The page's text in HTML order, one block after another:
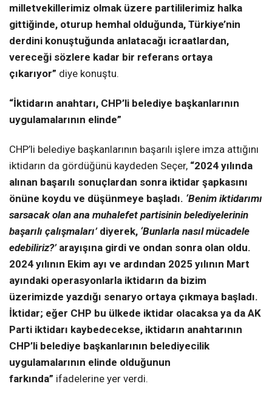
milletvekillerimiz olmak üzere partililerimiz halka
gittiğinde, oturup hemhal olduğunda, Türkiye’nin
derdini konuştuğunda anlatacağı icraatlardan,
vereceği sözlere kadar bir referans ortaya
çıkarıyor” diye konuştu.
“İktidarın anahtarı, CHP’li belediye başkanlarının
uygulamalarının elinde”
CHP’li belediye başkanlarının başarılı işlere imza attığını
iktidarın da gördüğünü kaydeden Seçer, “2024 yılında
alınan başarılı sonuçlardan sonra iktidar şapkasını
önüne koydu ve düşünmeye başladı. ‘Benim iktidarımı
sarsacak olan ana muhalefet partisinin belediyelerinin
başarılı çalışmaları’diyerek, ‘Bunlarla nasıl mücadele
edebiliriz?’arayışına girdi ve ondan sonra olan oldu.
2024 yılının Ekim ayı ve ardından 2025 yılının Mart
ayındaki operasyonlarla iktidarın da bizim
üzerimizde yazdığı senaryo ortaya çıkmaya başladı.
İktidar; eğer CHP bu ülkede iktidar olacaksa ya da AK
Parti iktidarı kaybedecekse, iktidarın anahtarının
CHP’li belediye başkanlarının belediyecilik
uygulamalarının elinde olduğunun
farkında” ifadelerine yer verdi.